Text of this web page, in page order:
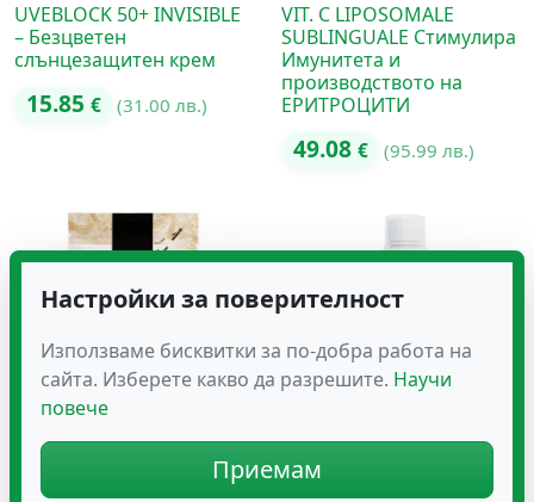
UVEBLOCK 50+ INVISIBLE
– Безцветен
слънцезащитен крем
15.85 € (31.00 лв.)
VIT. C LIPOSOMALE
SUBLINGUALE Стимулира
Имунитета и
производството на
ЕРИТРОЦИТИ
49.08 € (95.99 лв.)
WHEY MUSCLE + Протеин
за Специално Развитие
Здравитал БОРАЛИН-4
Настройки за поверителност
Използваме бисквитки за по-добра работа на
сайта. Изберете какво да разрешите. Научи
повече
Приемам